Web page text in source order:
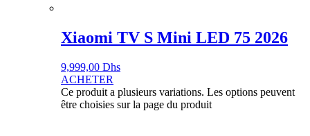
Xiaomi TV S Mini LED 75 2026
9,999,00 Dhs
ACHETER
Ce produit a plusieurs variations. Les options peuvent
être choisies sur la page du produit